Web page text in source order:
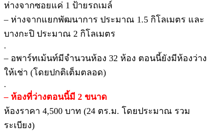
ห่างจากซอยแค่ 1 ป้ายรถเมล์
– ห่างจากแยกพัฒนาการ ประมาณ 1.5 กิโลเมตร และ
บางกะปิ ประมาณ 2 กิโลเมตร
.
– อพาร์ทเม้นท์มีจำนวนห้อง 32 ห้อง ตอนนี้ยังมีห้องว่าง
ให้เช่า (โดยปกติเต็มตลอด)
.
– ห้องที่ว่างตอนนี้มี 2 ขนาด
ห้องราคา 4,500 บาท (24 ตร.ม. โดยประมาณ รวม
ระเบียง)